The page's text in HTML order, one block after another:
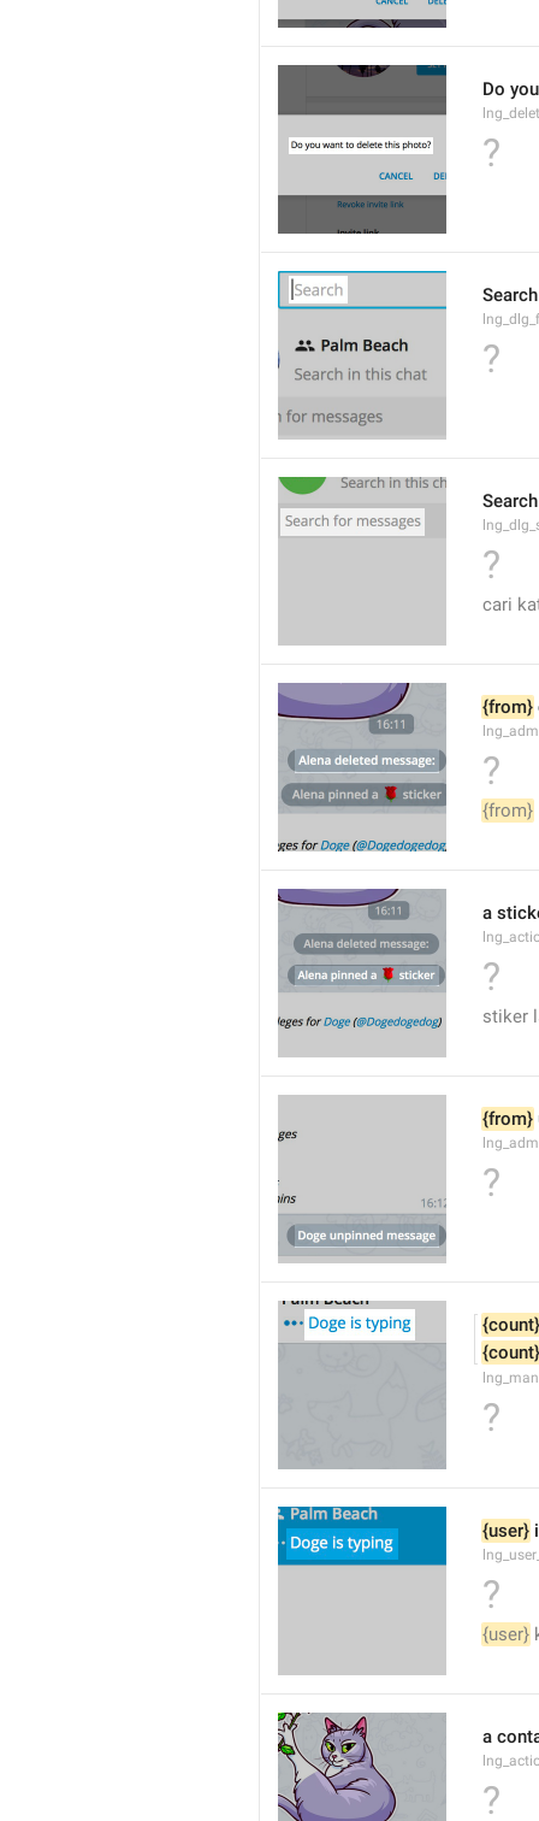
Do
?
Search
?
?
cari
{from}
?
{from}
a
?
stiker
{from}
?
{count}
{count}
?
{user}
?
{user}
a
?